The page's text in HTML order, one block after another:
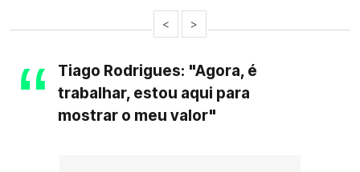
< >
Tiago Rodrigues: "Agora, é
trabalhar, estou aqui para
mostrar o meu valor"